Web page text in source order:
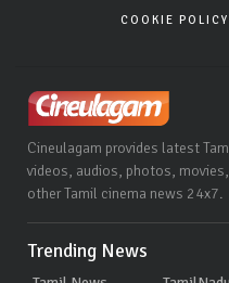
COOKIE POLICY
Cineulagam provides latest
videos, audios, photos,
other Tamil cinema news 24x7.
Trending News